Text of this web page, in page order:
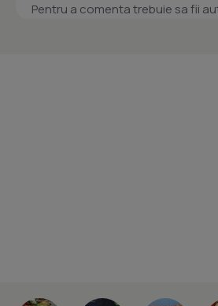
Pentru a comenta trebuie sa fii